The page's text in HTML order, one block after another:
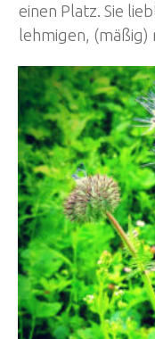
einen Platz. Sie
lehmigen, (mäßig)